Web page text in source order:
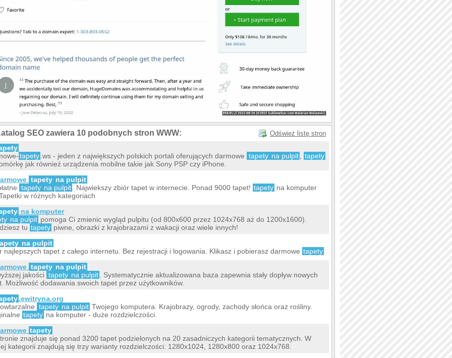
SEO zawiera 10 podobnych stron WWW: Odśwież listę stron
tapety .ws - jeden z największych polskich portali oferujących darmowe tapety na pulpit
tapety
jak również urządzenia mobilne takie jak Sony PSP czy iPhone.
tapety na pulpit
tapety na pulpit . Najwiekszy zbiór tapet w internecie. Ponad 9000 tapet! tapety na komputer
w różnych kategoriach
na komputer
na pulpit pomoga Ci zmienic wygląd pulpitu (od 800x600 przez 1024x768 aż do 1200x1600).
tu tapety piwne, obrazki z krajobrazami z wakacji oraz wiele innych!
na pulpit
najlepszych tapet z całego internetu. Bez rejestracji i logowania. Klikasz i pobierasz darmowe tapety
tapety na pulpit
jakości tapety na pulpit
. Systematycznie aktualizowana baza zapewnia stały dopływ nowych
Możliwość dodawania swoich tapet przez użytkowników.
.ewitryna.org
tapety na pulpit Twojego komputera. Krajobrazy, ogrody, zachody słońca oraz rośliny.
tapety na komputer - duże rozdzielczości.
tapety
znajduje się ponad 3200 tapet podzielonych na 20 zasadniczych kategorii tematycznych. W
kategorii znajdują się trzy warianty rozdzielczości: 1280x1024, 1280x800 oraz 1024x768.